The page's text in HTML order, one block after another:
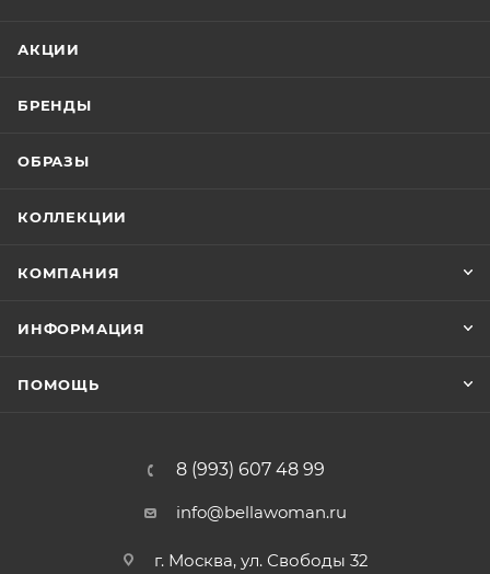
АКЦИИ
БРЕНДЫ
ОБРАЗЫ
КОЛЛЕКЦИИ
КОМПАНИЯ
ИНФОРМАЦИЯ
ПОМОЩЬ
8 (993) 607 48 99
info@bellawoman.ru
г. Москва, ул. Свободы 32